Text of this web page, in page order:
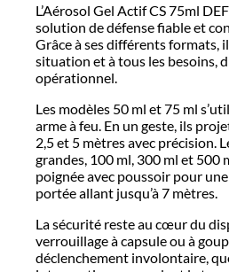
L’Aérosol Gel Actif CS 75ml
solution de défense fiable et
Grâce à ses différents formats,
situation et à tous les besoins,
opérationnel.
Les modèles 50 ml et 75 ml
arme à feu. En un geste, ils
2,5 et 5 mètres avec précision.
grandes, 100 ml, 300 ml et 500
poignée avec poussoir pour
portée allant jusqu’à 7 mètres.
La sécurité reste au cœur du
verrouillage à capsule ou à
déclenchement involontaire,